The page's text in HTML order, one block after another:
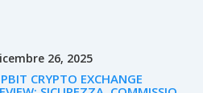
26, 2025
CRYPTO EXCHANGE